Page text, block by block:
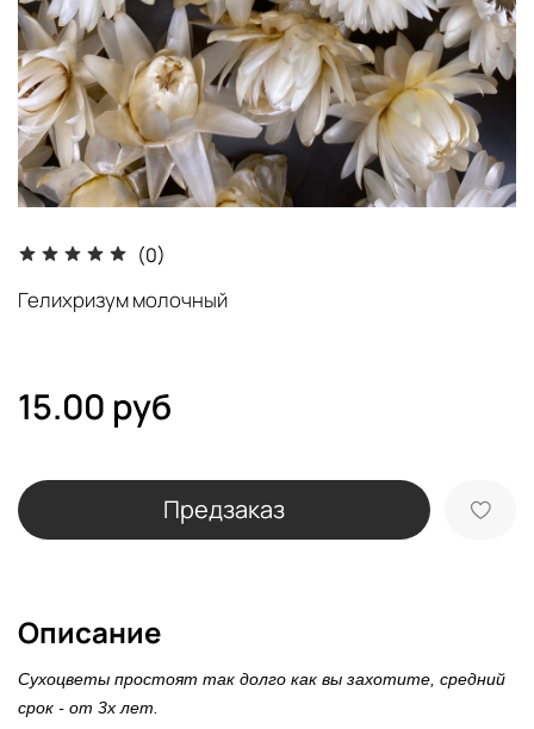
(0)
Гелихризум молочный
15.00 руб
Предзаказ
Описание
Сухоцветы простоят так долго как вы захотите, cредний
срок - от 3х лет.